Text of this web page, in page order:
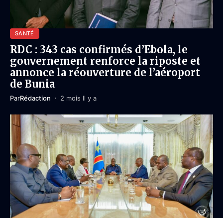
SANTÉ
RDC : 343 cas confirmés d’Ebola, le
gouvernement renforce la riposte et
annonce la réouverture de l’aéroport
de Bunia
ParRédaction 2 mois Il y a